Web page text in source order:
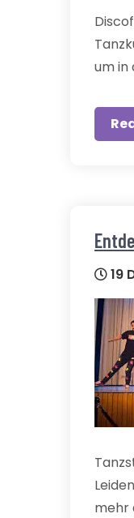
um in
19
mehr